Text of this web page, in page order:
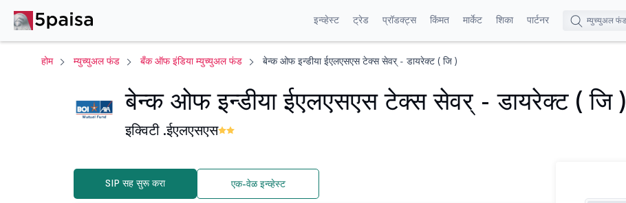
इन्व्हेस्ट ट्रेड प्रॉडक्ट्स किंमत मार्केट शिका पार्टनर
होम म्युच्युअल फंड बँक ऑफ इंडिया म्युच्युअल फंड बेन्क ओफ इन्डीया ईएलएसएस टेक्स सेवर् - डायरेक्ट ( जि )
बेन्क ओफ इन्डीया ईएलएसएस टेक्स सेवर् - डायरेक्ट ( जि )
इक्विटी .ईएलएसएस
SIP सह सुरू करा एक-वेळ इन्व्हेस्ट